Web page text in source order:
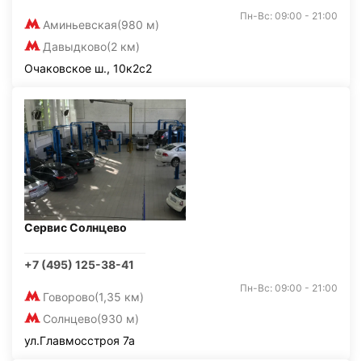
Аминьевская(980 м)
Давыдково(2 км)
Пн-Вс: 09:00 - 21:00
Очаковское ш., 10к2с2
Сервис Солнцево
+7 (495) 125-38-41
Говорово(1,35 км)
Солнцево(930 м)
Пн-Вс: 09:00 - 21:00
ул.Главмосстроя 7а